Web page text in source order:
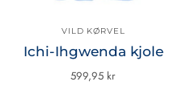
VILD KØRVEL
Ichi-Ihgwenda kjole
599,95 kr